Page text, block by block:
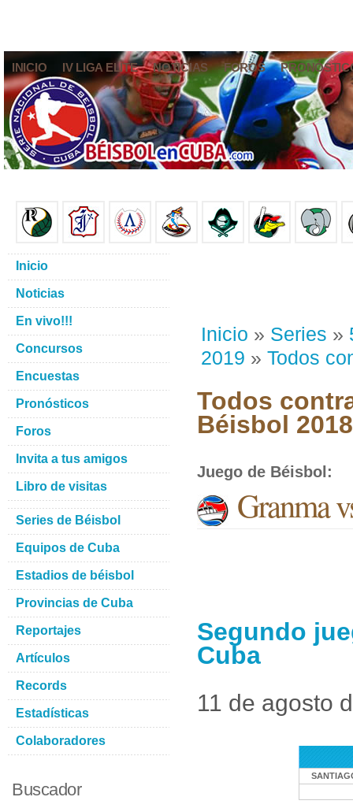
INICIO IV LIGA ELITE NOTICIAS FOROS
Inicio » Series »
2019 » Todos
Todos
Béisbol
Juego de Béisbol :
Granma
Segundo
Cuba
11 de agosto
Inicio
Noticias
En vivo!!!
Concursos
Encuestas
Pronósticos
Foros
Invita a tus amigos
Libro de visitas
Series de Béisbol
Equipos de Cuba
Estadios de béisbol
Provincias de Cuba
Reportajes
Artículos
Records
Estadísticas
Colaboradores
Buscador